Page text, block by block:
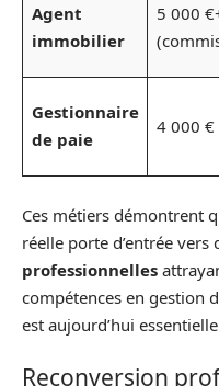
Agent
immobilier
5 000
Gestionnaire
de paie
4 000 €
Ces métiers démontrent
réelle porte d’entrée vers
professionnelles
compétences en gestion
est aujourd’hui
Reconversion